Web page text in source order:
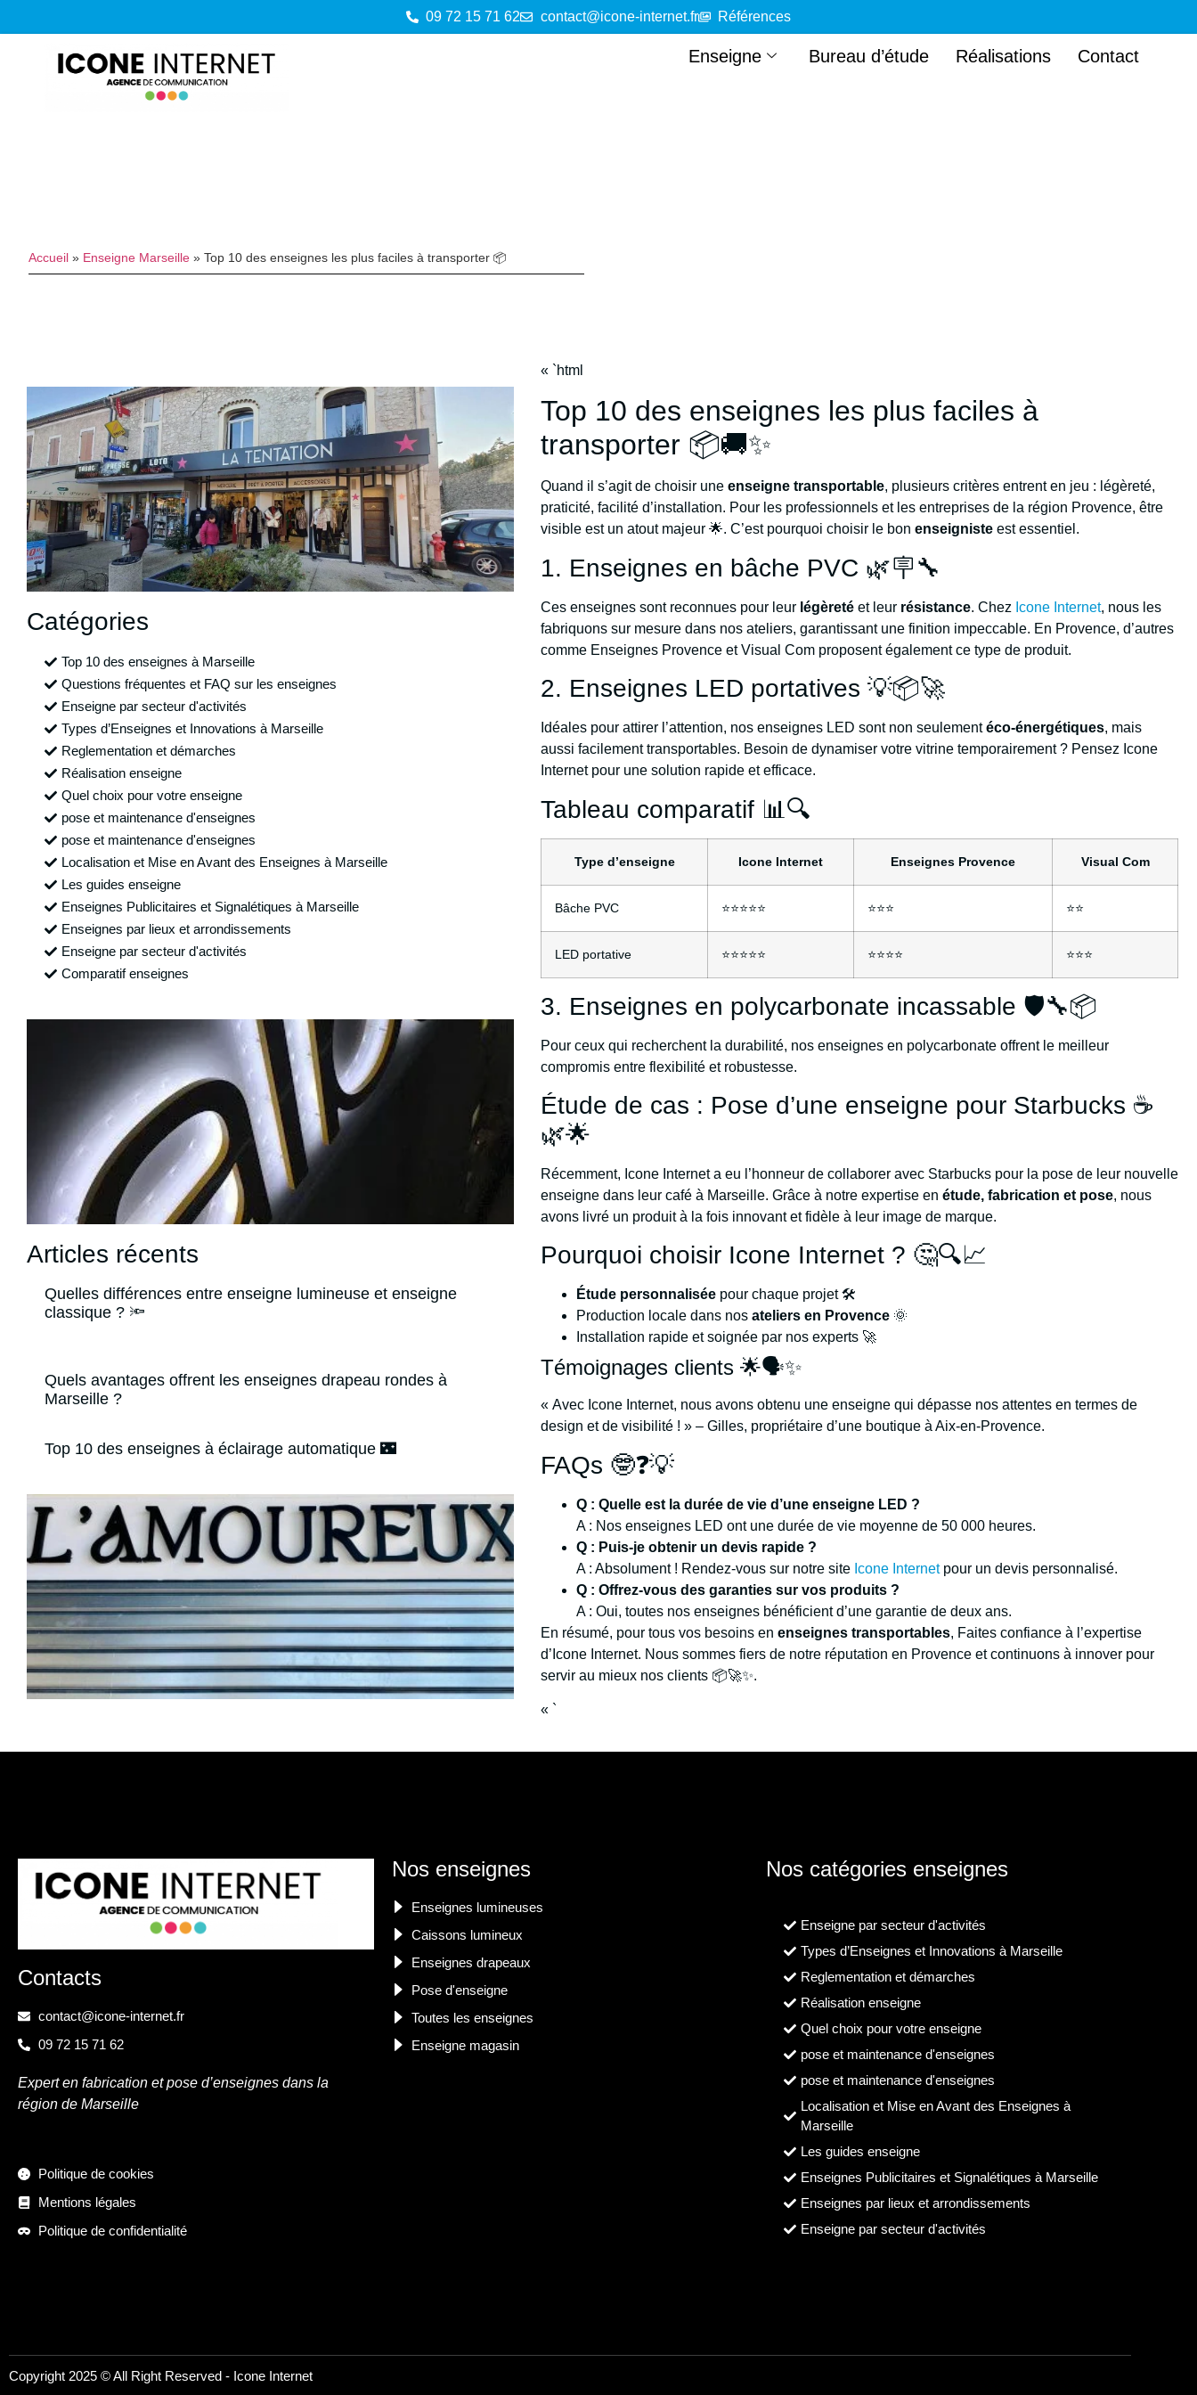
09 72 15 71 62 contact@icone-internet.fr Références
Enseigne Bureau d’étude Réalisations Contact
Accueil » Enseigne Marseille » Top 10 des enseignes les plus faciles à transporter 📦
Catégories
Top 10 des enseignes à Marseille
Questions fréquentes et FAQ sur les enseignes
Enseigne par secteur d'activités
Types d’Enseignes et Innovations à Marseille
Reglementation et démarches
Réalisation enseigne
Quel choix pour votre enseigne
pose et maintenance d'enseignes
pose et maintenance d'enseignes
Localisation et Mise en Avant des Enseignes à Marseille
Les guides enseigne
Enseignes Publicitaires et Signalétiques à Marseille
Enseignes par lieux et arrondissements
Enseigne par secteur d'activités
Comparatif enseignes
Articles récents
Quelles différences entre enseigne lumineuse et enseigne
classique ? 🔦
Quels avantages offrent les enseignes drapeau rondes à
Marseille ?
Top 10 des enseignes à éclairage automatique 🌃
« `html
Top 10 des enseignes les plus faciles à
transporter 📦🚚✨
Quand il s’agit de choisir uneenseigne transportable, plusieurs critères entrent en jeu : légèreté,
praticité, facilité d’installation. Pour les professionnels et les entreprises de la région Provence, être
visible est un atout majeur 🌟. C’est pourquoi choisir le bonenseigniste est essentiel.
1. Enseignes en bâche PVC 🌿🪧🔧
Ces enseignes sont reconnues pour leur légèreté et leur résistance. Chez Icone Internet, nous les
fabriquons sur mesure dans nos ateliers, garantissant une finition impeccable. En Provence, d’autres
comme Enseignes Provence et Visual Com proposent également ce type de produit.
2. Enseignes LED portatives 💡📦🚀
Idéales pour attirer l’attention, nos enseignes LED sont non seulementéco-énergétiques, mais
aussi facilement transportables. Besoin de dynamiser votre vitrine temporairement ? Pensez Icone
Internet pour une solution rapide et efficace.
Tableau comparatif 📊🔍
Type d’enseigne Icone Internet Enseignes Provence Visual Com
Bâche PVC ⭐⭐⭐⭐⭐ ⭐⭐⭐ ⭐⭐
LED portative ⭐⭐⭐⭐⭐ ⭐⭐⭐⭐ ⭐⭐⭐
3. Enseignes en polycarbonate incassable 🛡️🔧📦
Pour ceux qui recherchent la durabilité, nos enseignes en polycarbonate offrent le meilleur
compromis entre flexibilité et robustesse.
Étude de cas : Pose d’une enseigne pour Starbucks ☕️
🌿🌟
Récemment, Icone Internet a eu l’honneur de collaborer avec Starbucks pour la pose de leur nouvelle
enseigne dans leur café à Marseille. Grâce à notre expertise enétude, fabrication et pose, nous
avons livré un produit à la fois innovant et fidèle à leur image de marque.
Pourquoi choisir Icone Internet ? 🤔🔍📈
Étude personnalisée pour chaque projet 🛠️
Production locale dans nosateliers en Provence 🌞
Installation rapide et soignée par nos experts 🚀
Témoignages clients 🌟🗣️✨
« Avec Icone Internet, nous avons obtenu une enseigne qui dépasse nos attentes en termes de
design et de visibilité ! » – Gilles, propriétaire d’une boutique à Aix-en-Provence.
FAQs 🤓❓💡
Q : Quelle est la durée de vie d’une enseigne LED ?
A : Nos enseignes LED ont une durée de vie moyenne de 50 000 heures.
Q : Puis-je obtenir un devis rapide ?
A : Absolument ! Rendez-vous sur notre site Icone Internetpour un devis personnalisé.
Q : Offrez-vous des garanties sur vos produits ?
A : Oui, toutes nos enseignes bénéficient d’une garantie de deux ans.
En résumé, pour tous vos besoins enenseignes transportables, Faites confiance à l’expertise
d’Icone Internet. Nous sommes fiers de notre réputation en Provence et continuons à innover pour
servir au mieux nos clients 📦🚀✨.
« `
Contacts
contact@icone-internet.fr
09 72 15 71 62
Expert en fabrication et pose d’enseignes dans la
région de Marseille
Politique de cookies
Mentions légales
Politique de confidentialité
Nos enseignes
Enseignes lumineuses
Caissons lumineux
Enseignes drapeaux
Pose d'enseigne
Toutes les enseignes
Enseigne magasin
Nos catégories enseignes
Enseigne par secteur d'activités
Types d’Enseignes et Innovations à Marseille
Reglementation et démarches
Réalisation enseigne
Quel choix pour votre enseigne
pose et maintenance d'enseignes
pose et maintenance d'enseignes
Localisation et Mise en Avant des Enseignes à
Marseille
Les guides enseigne
Enseignes Publicitaires et Signalétiques à Marseille
Enseignes par lieux et arrondissements
Enseigne par secteur d'activités
Copyright 2025 © All Right Reserved - Icone Internet